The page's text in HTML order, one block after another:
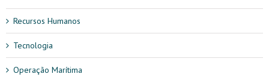
Recursos Humanos
Tecnologia
Operação Marítima